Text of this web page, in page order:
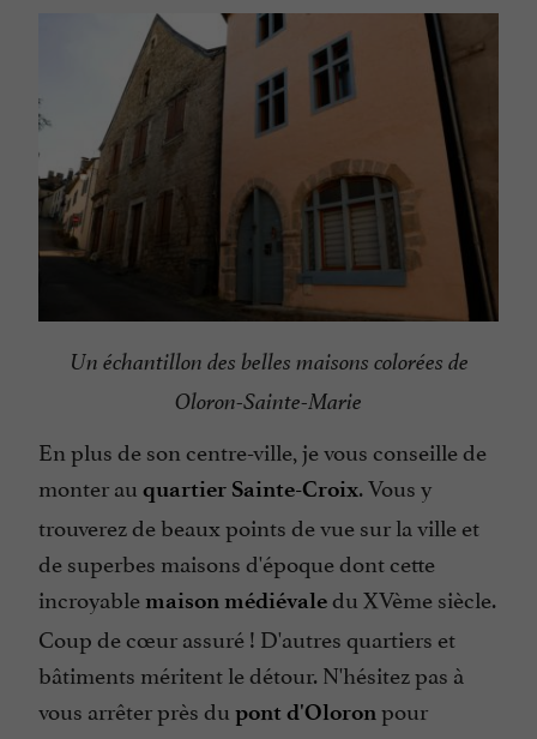
Un échantillon des belles maisons colorées de
Oloron-Sainte-Marie
En plus de son centre-ville, je vous conseille de
monter au quartier Sainte-Croix. Vous y
trouverez de beaux points de vue sur la ville et
de superbes maisons d'époque dont cette
incroyable maison médiévaledu XVème siècle.
Coup de cœur assuré ! D'autres quartiers et
bâtiments méritent le détour. N'hésitez pas à
vous arrêter près du pont d'Oloronpour